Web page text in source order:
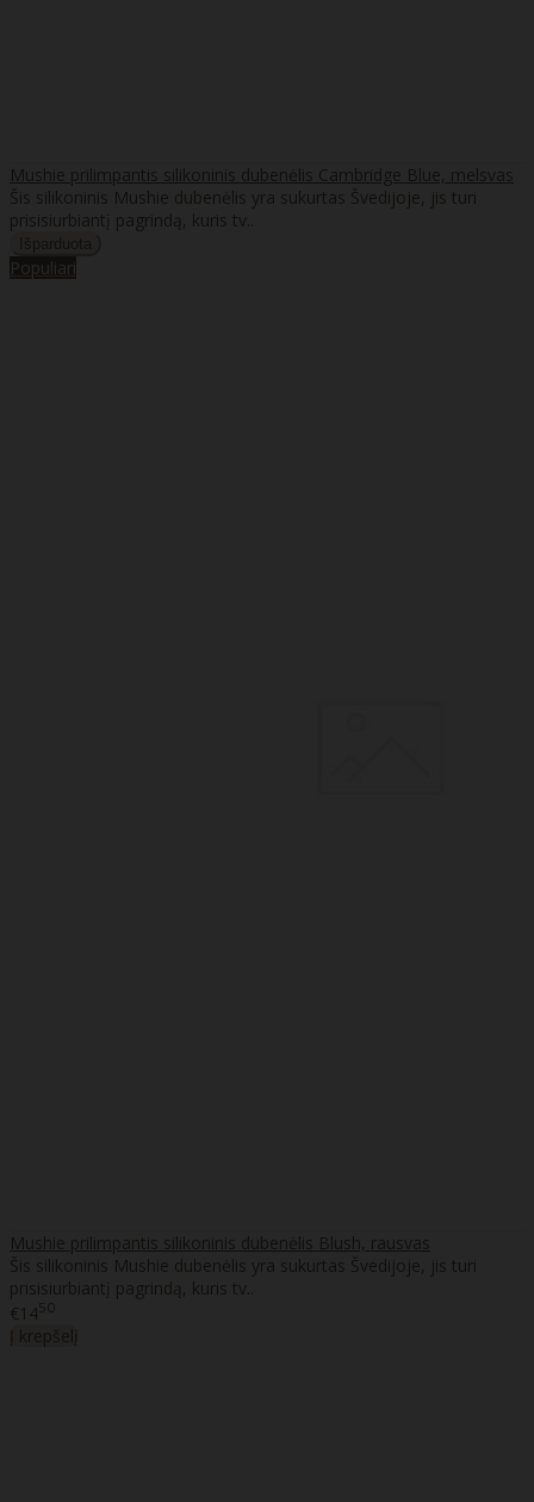
Mushie prilimpantis silikoninis dubenėlis Cambridge Blue, melsvas
Šis silikoninis Mushie dubenėlis yra sukurtas Švedijoje, jis turi
prisisiurbiantį pagrindą, kuris tv..
Populiari
Mushie prilimpantis silikoninis dubenėlis Blush, rausvas
Šis silikoninis Mushie dubenėlis yra sukurtas Švedijoje, jis turi
prisisiurbiantį pagrindą, kuris tv..
€1450